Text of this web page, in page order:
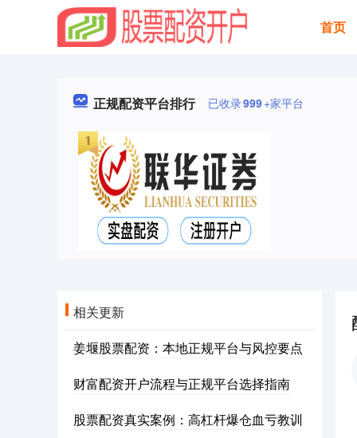
首页
正规配资平台排行 已收录999+家平台
相关更新
姜堰股票配资：本地正规平台与风控要点
财富配资开户流程与正规平台选择指南
股票配资真实案例：高杠杆爆仓血亏教训